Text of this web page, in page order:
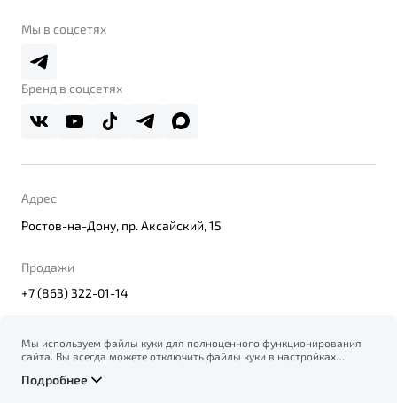
Belgee Плюс
Реферальная программа
О дилерском центре
Правовая информация
Мы в соцсетях
Бренд в соцсетях
Адрес
Ростов-на-Дону, пр. Аксайский, 15
Продажи
+7 (863) 322-01-14
© 2026
Политика конфиденциальности персональных данных
Мы используем файлы куки для полноценного функционирования
сайта. Вы всегда можете отключить файлы куки в настройках
на сбор и использование файлов куки, и подтверждаете
Подробнее